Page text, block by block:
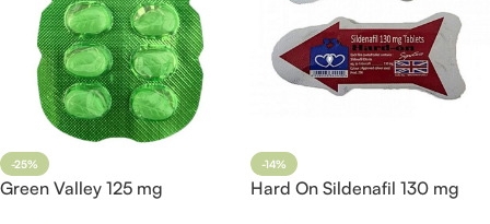
-25%
Green Valley 125 mg
-14%
Hard On Sildenafil 130 mg